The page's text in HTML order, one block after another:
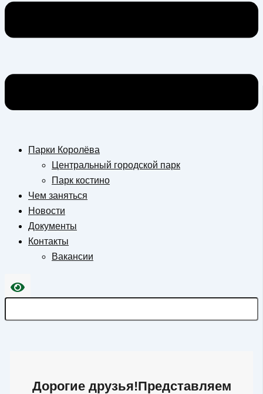
Парки Королёва
Центральный городской парк
Парк костино
Чем заняться
Новости
Документы
Контакты
Вакансии
Дорогие друзья!Представляем